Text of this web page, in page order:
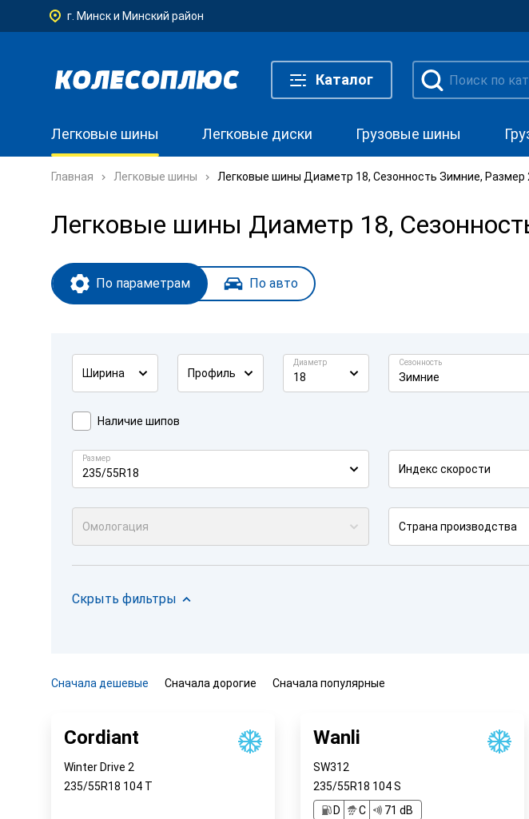
г. Минск и Минский район
Каталог
Легковые шины Легковые диски Грузовые шины
Главная Легковые шины Легковые шины Диаметр 18, Сезонность Зимние, Размер
Легковые шины Диаметр 18,
По параметрам По авто
Ширина Профиль
Диаметр
18
Сезонность
Зимние
Наличие шипов
Размер
235/55R18 Индекс скорости
Омологация Страна производства
Скрыть фильтры
Сначала дешевые Сначала дорогие Сначала популярные
Cordiant
Winter Drive 2
235/55R18 104 T
Wanli
SW312
235/55R18 104S
D
C 71 dB